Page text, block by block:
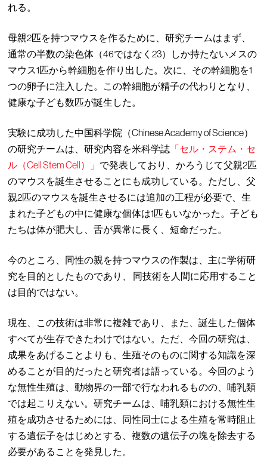
れる。
母親2匹を持つマウスを作るために、研究チームはまず、
通常の半数の染色体（46ではなく23）しか持たないメスの
マウス1匹から幹細胞を作り出した。次に、その幹細胞を1
つの卵子に注入した。この幹細胞が精子の代わりとなり、
健康な子ども数匹が誕生した。
実験に成功した中国科学院（Chinese Academy of Science）
の研究チームは、研究内容を米科学誌 「セル・ステム・セ
ル（Cell Stem Cell）」 で発表しており、かろうじて父親2匹
のマウスを誕生させることにも成功している。ただし、父
親2匹のマウスを誕生させるには追加の工程が必要で、生
まれた子どもの中に健康な個体は1匹もいなかった。子ども
たちは体が肥大し、舌が異常に長く、短命だった。
今のところ、同性の親を持つマウスの作製は、主に学術研
究を目的としたものであり、 同技術を人間に応用すること
は目的ではない。
現在、この技術は非常に複雑であり、また、誕生した個体
すべてが生存できたわけではない。ただ、今回の研究は、
成果をあげることよりも、生殖そのものに関する知識を深
めることが目的だったと研究者は語っている。今回のよう
な無性生殖は、動物界の一部で行なわれるものの、哺乳類
では起こりえない。研究チームは、哺乳類における無性生
殖を成功させるためには、同性同士による生殖を常時阻止
する遺伝子をはじめとする、複数の遺伝子の塊を除去する
必要があることを発見した。